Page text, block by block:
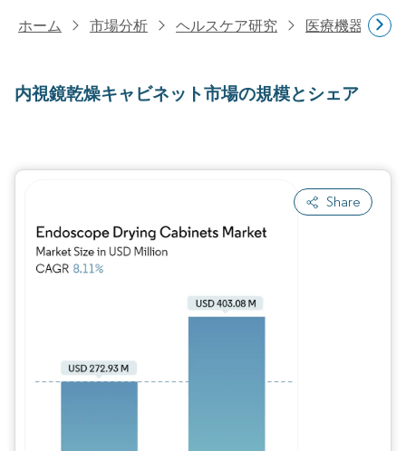
ホーム 市場分析 ヘルスケア研究 医療機器研究
内視鏡乾燥キャビネット市場の規模とシェア
Share